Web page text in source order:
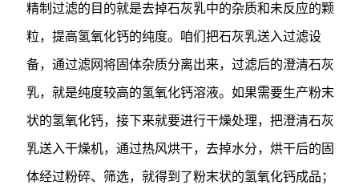
精制过滤的目的就是去掉石灰乳中的杂质和未反应的颗
粒，提高氢氧化钙的纯度。咱们把石灰乳送入过滤设
备，通过滤网将固体杂质分离出来，过滤后的澄清石灰
乳，就是纯度较高的氢氧化钙溶液。如果需要生产粉末
状的氢氧化钙，接下来就要进行干燥处理，把澄清石灰
乳送入干燥机，通过热风烘干，去掉水分，烘干后的固
体经过粉碎、筛选，就得到了粉末状的氢氧化钙成品；